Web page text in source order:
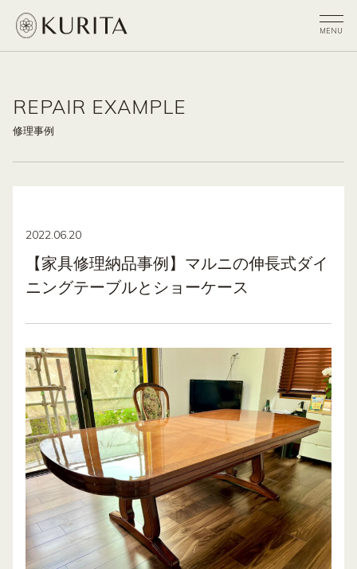
REPAIR EXAMPLE
修理事例
2022.06.20
【家具修理納品事例】マルニの伸長式ダイ
ニングテーブルとショーケース